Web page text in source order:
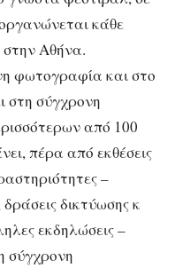
κάθε
στην Αθήνα.
φωτογραφία και στο
στη σύγχρονη
από 100
πέρα από εκθέσεις
–
δικτύωσης κ
εκδηλώσεις –
σύγχρονη